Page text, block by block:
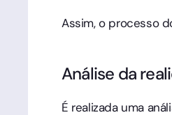
Assim, o processo
Análise da
É realizada uma